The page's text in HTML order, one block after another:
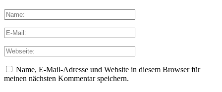
Name, E-Mail-Adresse und Website in diesem Browser für
meinen nächsten Kommentar speichern.